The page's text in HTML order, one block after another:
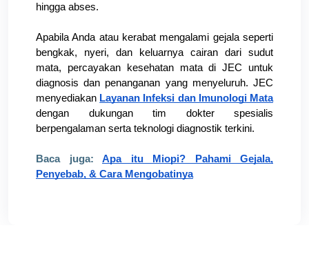
hingga abses.
Apabila Anda atau kerabat mengalami gejala seperti
bengkak, nyeri, dan keluarnya cairan dari sudut
mata, percayakan kesehatan mata di JEC untuk
diagnosis dan penanganan yang menyeluruh. JEC
menyediakan Layanan Infeksi dan Imunologi Mata
dengan dukungan tim dokter spesialis
berpengalaman serta teknologi diagnostik terkini.
Baca juga: Apa itu Miopi? Pahami Gejala,
Penyebab, & Cara Mengobatinya